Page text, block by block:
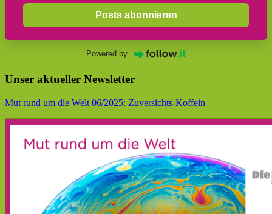
Posts abonnieren
Powered by
Unser aktueller Newsletter
Mut rund um die Welt 06/2025: Zuversichts-Koffein